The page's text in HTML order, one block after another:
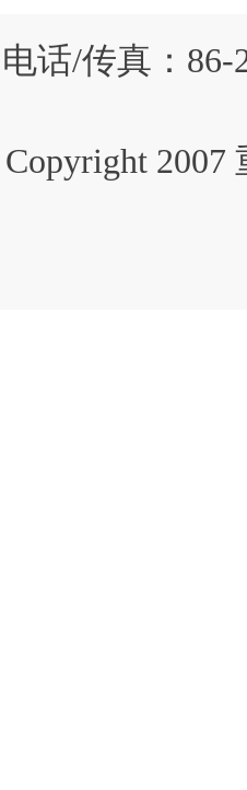
电话/传真：86-
Copyright